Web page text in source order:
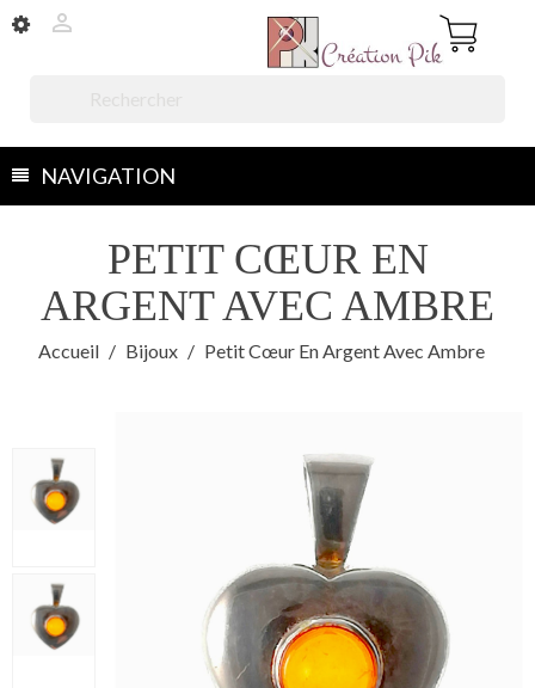


NAVIGATION
PETIT CŒUR EN
ARGENT AVEC AMBRE
Accueil Bijoux Petit Cœur En Argent Avec Ambre